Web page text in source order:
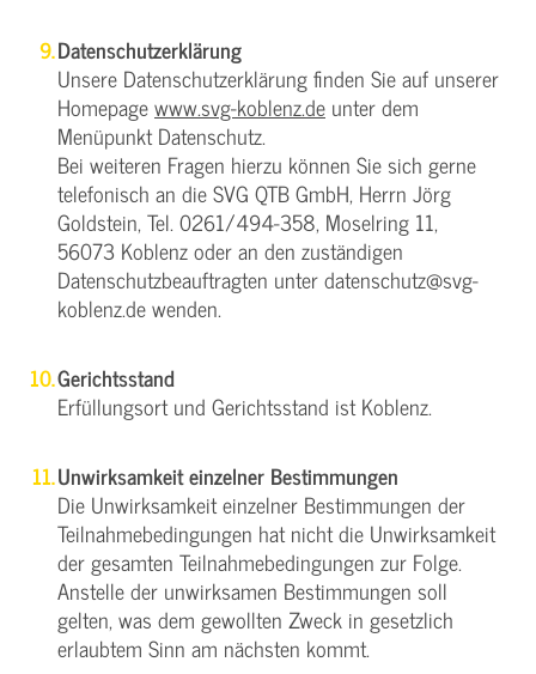
Datenschutzerklärung
Unsere Datenschutzerklärung finden Sie auf unserer
Homepagewww.svg-koblenz.de unter dem
Menüpunkt Datenschutz.
Bei weiteren Fragen hierzu können Sie sich gerne
telefonisch an die SVG QTB GmbH, Herrn Jörg
Goldstein, Tel. 0261/494-358, Moselring 11,
56073 Koblenz oder an den zuständigen
Datenschutzbeauftragten unter datenschutz@svg-
koblenz.de wenden.
Gerichtsstand
Erfüllungsort und Gerichtsstand ist Koblenz.
Unwirksamkeit einzelner Bestimmungen
Die Unwirksamkeit einzelner Bestimmungen der
Teilnahmebedingungen hat nicht die Unwirksamkeit
der gesamten Teilnahmebedingungen zur Folge.
Anstelle der unwirksamen Bestimmungen soll
gelten, was dem gewollten Zweck in gesetzlich
erlaubtem Sinn am nächsten kommt.